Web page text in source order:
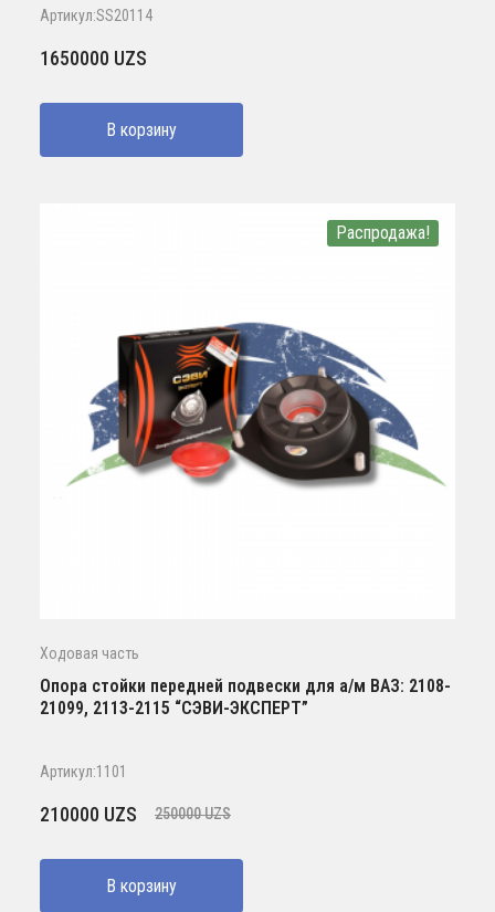
Артикул:SS20114
1650000 UZS
В корзину
Распродажа!
Ходовая часть
Опора стойки передней подвески для а/м ВАЗ: 2108-
21099, 2113-2115 “СЭВИ-ЭКСПЕРТ”
Артикул:1101
250000UZS
Первоначальная
составляла
250000 UZS.
210000 UZS
Текущая
210000 UZS.
В корзину